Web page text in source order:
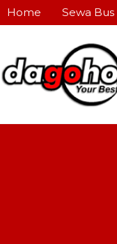
Home Sewa Bus